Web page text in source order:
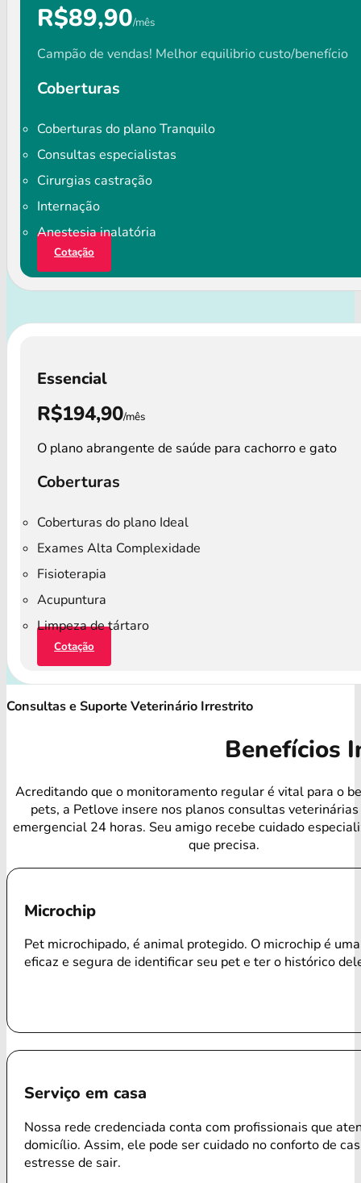
R$89,90/mês
Campão de vendas! Melhor equilibrio custo/benefício
Coberturas
Coberturas do plano Tranquilo
Consultas especialistas
Cirurgias castração
Internação
Anestesia inalatória
Cotação
Essencial
R$194,90/mês
O plano abrangente de saúde para cachorro e gato
Coberturas
Coberturas do plano Ideal
Exames Alta Complexidade
Fisioterapia
Acupuntura
Limpeza de tártaro
Cotação
Consultas e Suporte Veterinário Irrestrito
Benefícios
Acreditando que o monitoramento regular é vital para o
pets, a Petlove insere nos planos consultas
emergencial 24 horas. Seu amigo recebe cuidado
que precisa.
Microchip
Pet microchipado, é animal protegido. O microchip é
eficaz e segura de identificar seu pet e ter o histórico
Serviço em casa
Nossa rede credenciada conta com profissionais que
domicílio. Assim, ele pode ser cuidado no conforto de
estresse de sair.